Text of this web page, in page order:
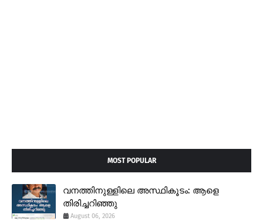
MOST POPULAR
വനത്തിനുള്ളിലെ അസ്ഥികൂടം: ആളെ
തിരിച്ചറിഞ്ഞു
August 06, 2026